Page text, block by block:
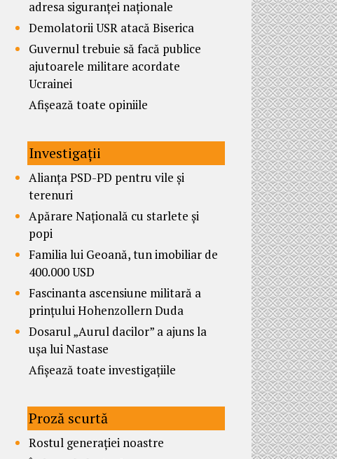
adresa siguranței naționale
Demolatorii USR atacă Biserica
Guvernul trebuie să facă publice
ajutoarele militare acordate
Ucrainei
Afișează toate opiniile
Investigații
Alianța PSD-PD pentru vile și
terenuri
Apărare Națională cu starlete și
popi
Familia lui Geoană, tun imobiliar de
400.000 USD
Fascinanta ascensiune militară a
prințului Hohenzollern Duda
Dosarul „Aurul dacilor” a ajuns la
ușa lui Nastase
Afișează toate investigațiile
Proză scurtă
Rostul generației noastre